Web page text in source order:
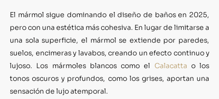
El mármol sigue dominando el diseño de baños en 2025,
pero con una estética más cohesiva. En lugar de limitarse a
una sola superficie, el mármol se extiende por paredes,
suelos, encimeras y lavabos, creando un efecto continuo y
lujoso. Los mármoles blancos como el Calacatta o los
tonos oscuros y profundos, como los grises, aportan una
sensación de lujo atemporal.